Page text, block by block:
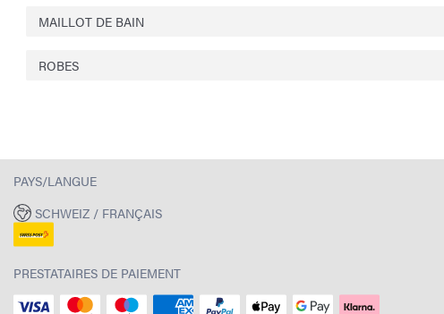
MAILLOT DE BAIN
ROBES
PAYS/LANGUE
SCHWEIZ / FRANÇAIS
PRESTATAIRES DE PAIEMENT